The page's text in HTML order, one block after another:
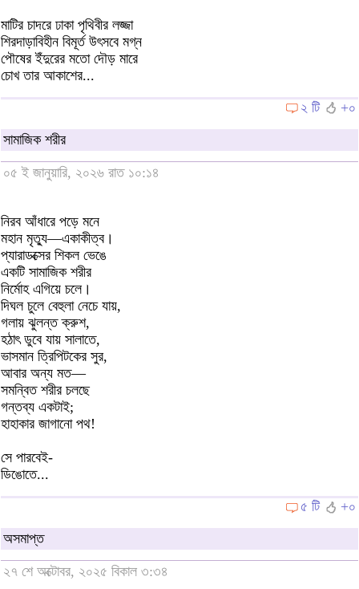
মাটির চাদরে ঢাকা পৃথিবীর লজ্জা
শিরদাড়াবিহীন বিমূর্ত উৎসবে মগ্ন
পৌষের ইঁদুরের মতো দৌড় মারে
চোখ তার আকাশের...
২ টি
+০
সামাজিক শরীর
০৫ ই জানুয়ারি, ২০২৬ রাত ১০:১৪
নিরব আঁধারে পড়ে মনে
মহান মৃত্যু—একাকীত্ব।
প্যারাডক্সের শিকল ভেঙে
একটি সামাজিক শরীর
নির্মোহ এগিয়ে চলে।
দিঘল চুলে বেহুলা নেচে যায়,
গলায় ঝুলন্ত ক্রুশ,
হঠাৎ ডুবে যায় সালাতে,
ভাসমান ত্রিপিটকের সুর,
আবার অন্য মত—
সমন্বিত শরীর চলছে
গন্তব্য একটাই;
হাহাকার জাগানো পথ!
সে পারবেই-
ডিঙোতে...
৫ টি
+০
অসমাপ্ত
২৭ শে অক্টোবর, ২০২৫ বিকাল ৩:৩৪